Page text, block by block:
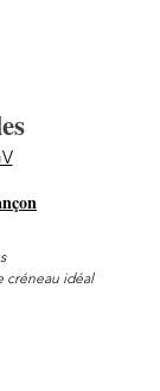
créneau idéal